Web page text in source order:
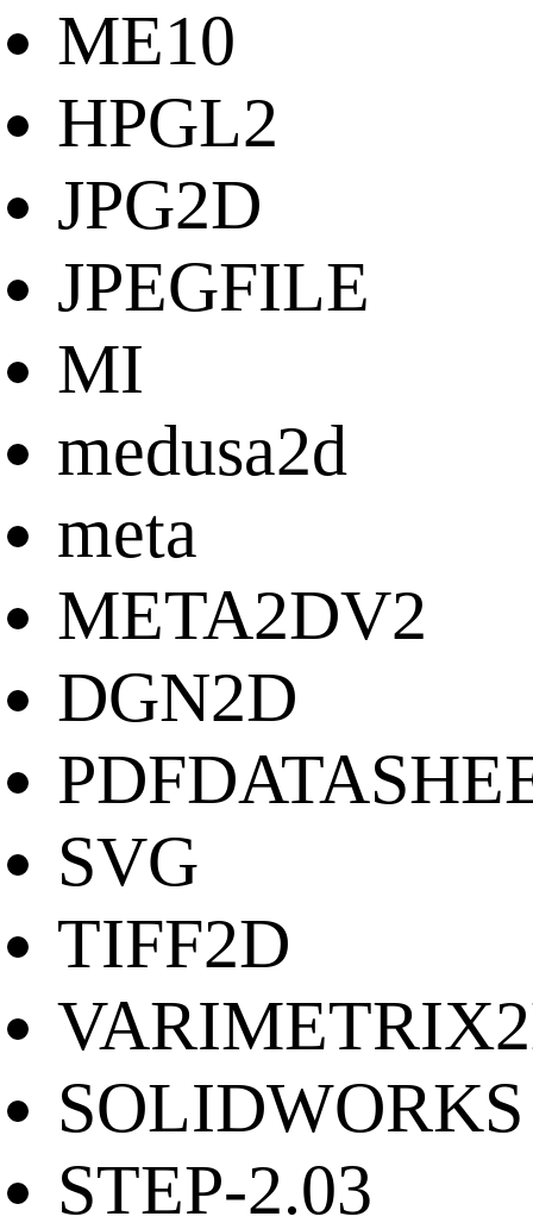
ME10
HPGL2
JPG2D
JPEGFILE
MI
medusa2d
meta
META2DV2
DGN2D
SVG
TIFF2D
SOLIDWORKS
STEP-2.03